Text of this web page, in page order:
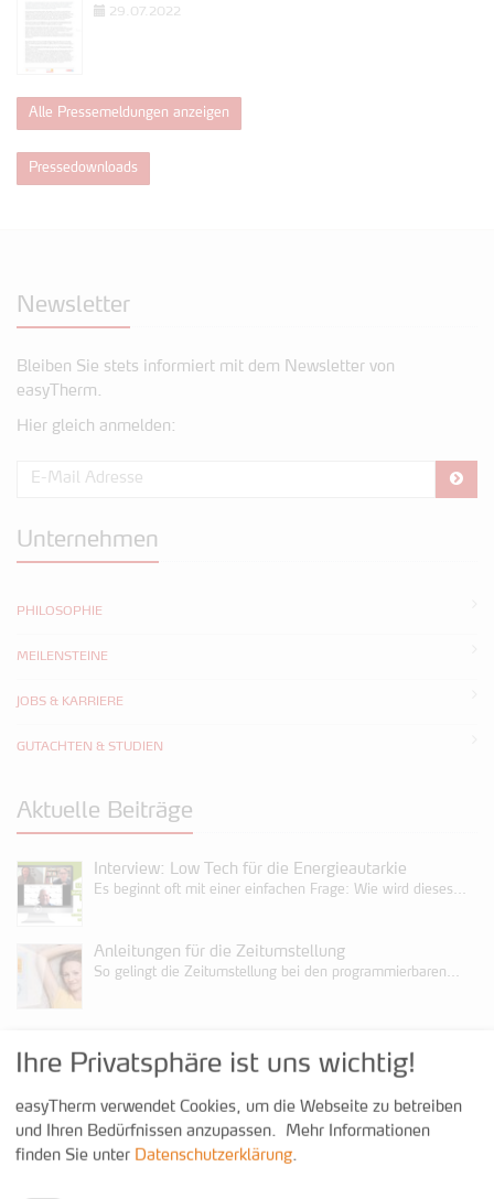
29.07.2022
Alle Pressemeldungen anzeigen
Pressedownloads
Newsletter
Bleiben Sie stets informiert mit dem Newsletter von
easyTherm.
Hier gleich anmelden:
Unternehmen
PHILOSOPHIE
MEILENSTEINE
JOBS & KARRIERE
GUTACHTEN & STUDIEN
Aktuelle Beiträge
Interview: Low Tech für die Energieautarkie
Es beginnt oft mit einer einfachen Frage: Wie wird dieses...
Anleitungen für die Zeitumstellung
So gelingt die Zeitumstellung bei den programmierbaren...
Kontakt
+43 3352 38200 600
+43 3352 38200 699
Ihre Privatsphäre ist uns wichtig!
easyTherm verwendet Cookies, um die Webseite zu betreiben
und Ihren Bedürfnissen anzupassen.
Mehr Informationen
finden Sie unter Datenschutzerklärung.